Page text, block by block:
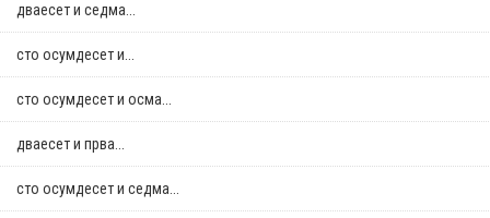
дваесет и седма...
сто осумдесет и...
сто осумдесет и осма...
дваесет и прва...
сто осумдесет и седма...